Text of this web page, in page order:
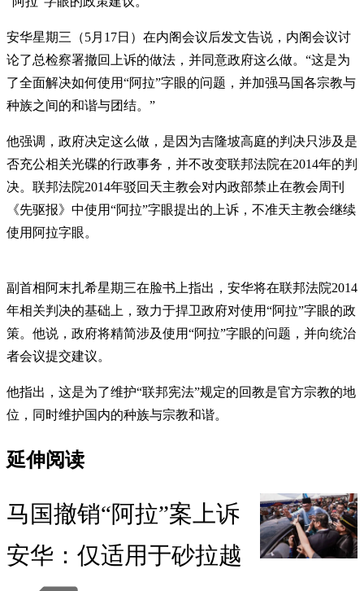
安华星期三（5月17日）在内阁会议后发文告说，内阁会议讨
论了总检察署撤回上诉的做法，并同意政府这么做。“这是为
了全面解决如何使用“阿拉”字眼的问题，并加强马国各宗教与
种族之间的和谐与团结。”
他强调，政府决定这么做，是因为吉隆坡高庭的判决只涉及是
否充公相关光碟的行政事务，并不改变联邦法院在2014年的判
决。联邦法院2014年驳回天主教会对内政部禁止在教会周刊
《先驱报》中使用“阿拉”字眼提出的上诉，不准天主教会继续
使用阿拉字眼。
副首相阿末扎希星期三在脸书上指出，安华将在联邦法院2014
年相关判决的基础上，致力于捍卫政府对使用“阿拉”字眼的政
策。他说，政府将精简涉及使用“阿拉”字眼的问题，并向统治
者会议提交建议。
他指出，这是为了维护“联邦宪法”规定的回教是官方宗教的地
位，同时维护国内的种族与宗教和谐。
延伸阅读
马国撤销“阿拉”案上诉
安华：仅适用于砂拉越